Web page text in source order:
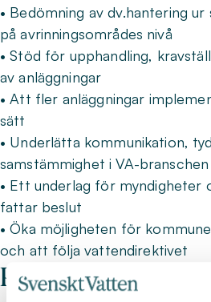
• Bedömning av dv.hantering
på avrinningsområdes nivå
• Stöd för upphandling,
av anläggningar
• Att fler anläggningar
sätt
• Underlätta kommunikation,
samstämmighet i VA-branschen
• Ett underlag för myndigheter
fattar beslut
• Öka möjligheten för
och att följa vattendirektivet